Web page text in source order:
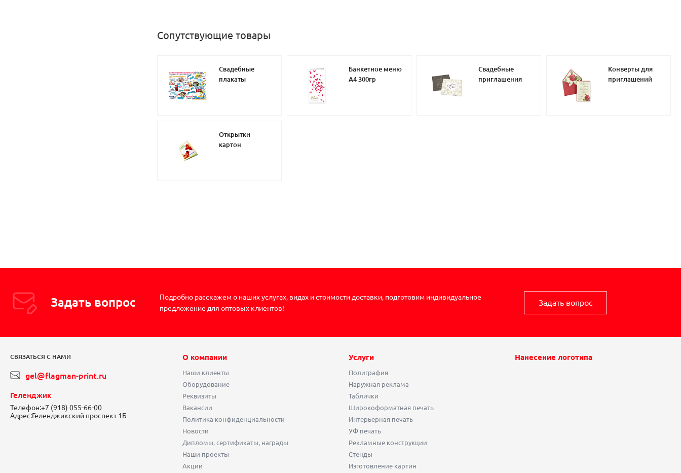
Сопутствующие товары
Свадебные
плакаты
Банкетное меню
А4 300гр
Свадебные
приглашения
Конверты для
приглашений
Открытки
картон
Задать вопрос
Подробно расскажем о наших услугах, видах и стоимости доставки, подготовим индивидуальное
предложение для оптовых клиентов!
Задать вопрос
СВЯЗАТЬСЯ С НАМИ
gel@flagman-print.ru
Геленджик
Телефон:+7 (918) 055-66-00
Адрес:Геленджикский проспект 1Б
О компании
Наши клиенты
Оборудование
Реквизиты
Вакансии
Политика конфиденциальности
Новости
Дипломы, сертификаты, награды
Наши проекты
Акции
Услуги
Полиграфия
Наружная реклама
Таблички
Широкоформатная печать
Интерьерная печать
УФ печать
Рекламные конструкции
Стенды
Изготовление картин
Нанесение логотипа